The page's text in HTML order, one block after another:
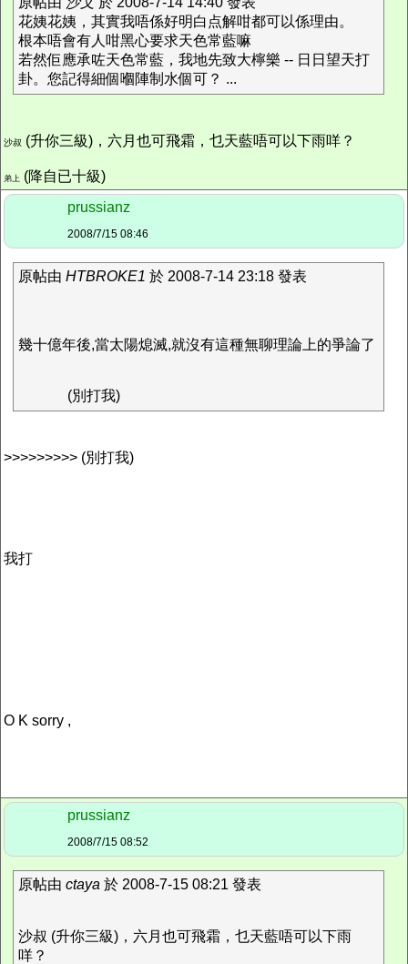
花姨花姨，其實我唔係好明白点解咁都可以係理由。
根本唔會有人咁黑心要求天色常藍嘛
若然佢應承咗天色常藍，我地先致大檸樂 -- 日日望天打
卦。您記得細個嗰陣制水個可？ ...
沙叔 (升你三級)，六月也可飛霜，乜天藍唔可以下雨咩？
弟上 (降自已十級)
prussianz
2008/7/15 08:46
原帖由 HTBROKE1 於 2008-7-14 23:18 發表
幾十億年後,當太陽熄滅,就沒有這種無聊理論上的爭論了
(別打我)
>>>>>>>>> (別打我)
我打
O K sorry ,
prussianz
2008/7/15 08:52
原帖由 ctaya 於 2008-7-15 08:21 發表
沙叔 (升你三級)，六月也可飛霜，乜天藍唔可以下雨
咩？